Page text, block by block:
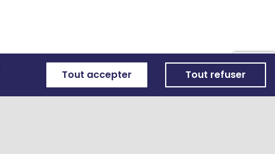
Tout accepter Tout refuser